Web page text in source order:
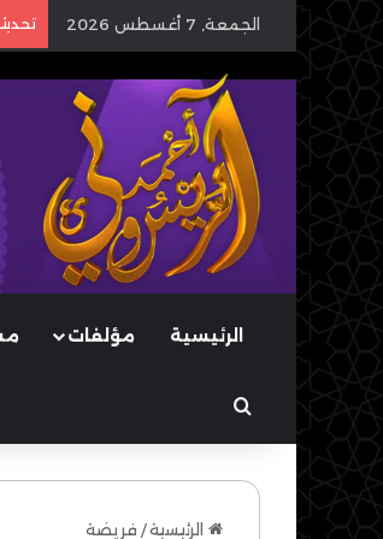
الجمعة, 7 أغسطس 2026
الرئيسية مؤلفات
بحث عن
الرئيسية/ فريضة